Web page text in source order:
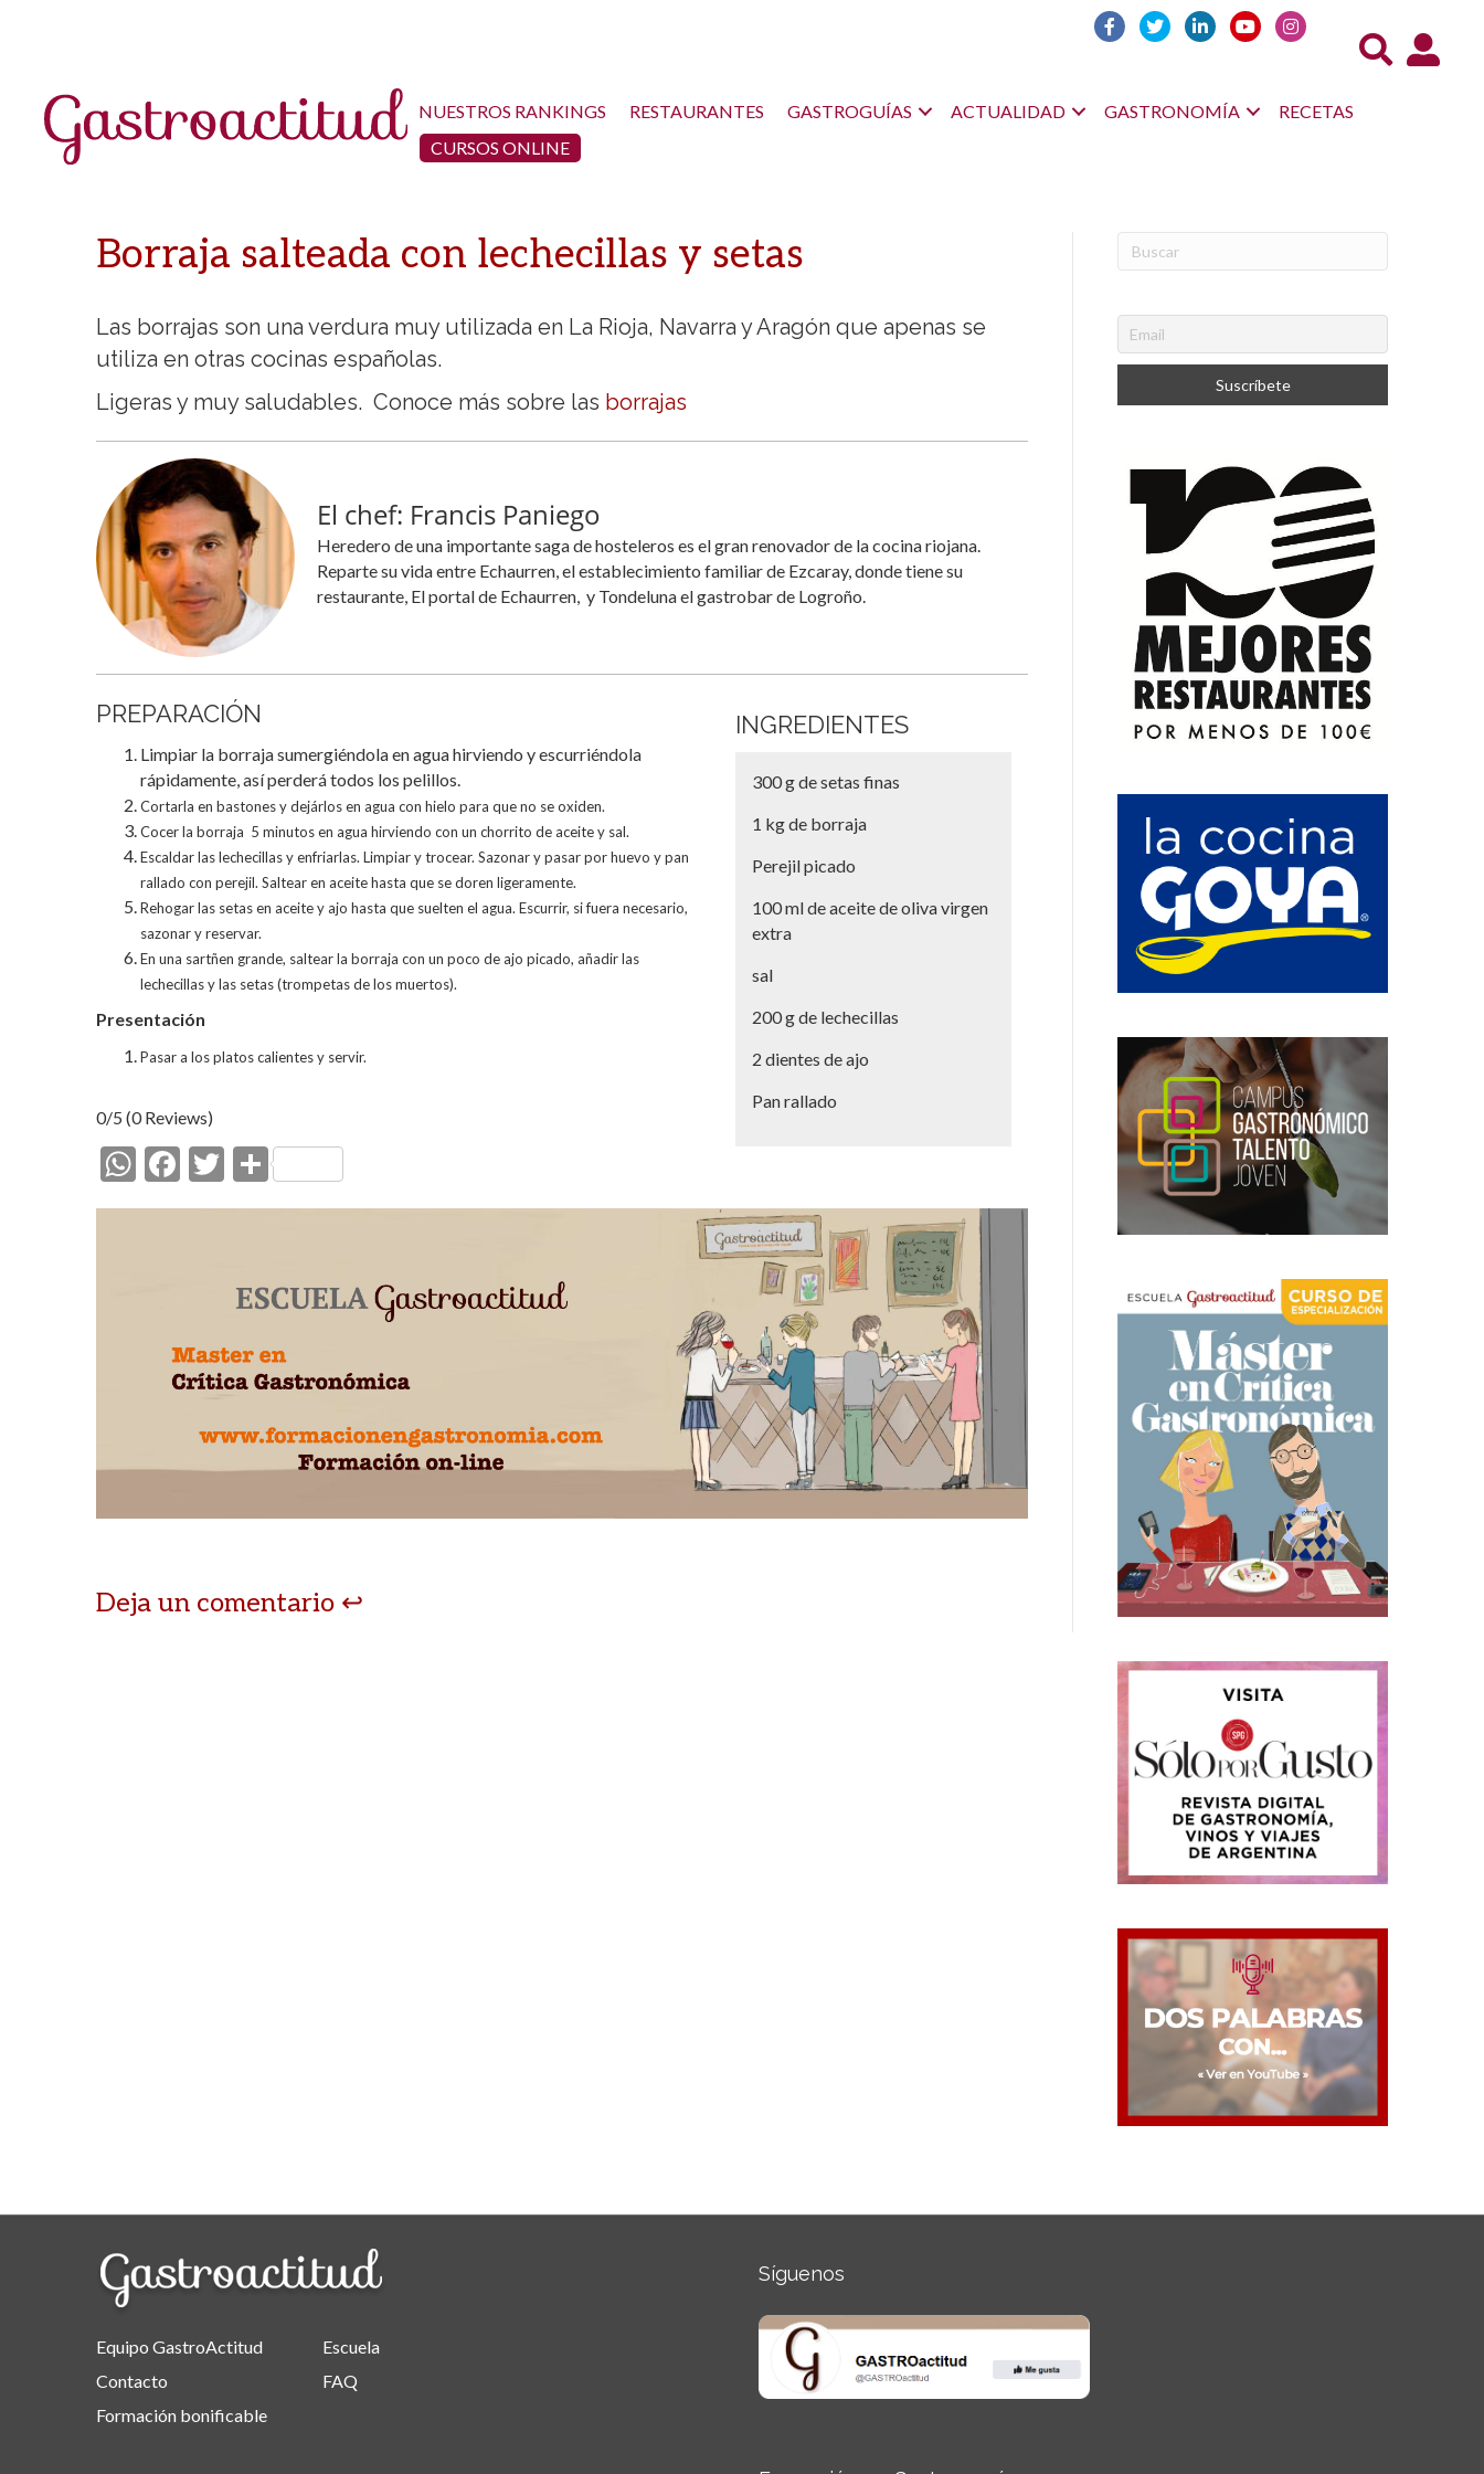
Acceso
NUESTROS RANKINGS RESTAURANTES GASTROGUÍAS ACTUALIDAD GASTRONOMÍA
RECETAS
CURSOS ONLINE
Borraja salteada con lechecillas y setas
Las borrajas son una verdura muy utilizada en La Rioja, Navarra y Aragón que apenas se
utiliza en otras cocinas españolas.
Ligeras y muy saludables. Conoce más sobre las borrajas
El chef: Francis Paniego
Heredero de una importante saga de hosteleros es el gran renovador de la cocina riojana.
Reparte su vida entre Echaurren, el establecimiento familiar de Ezcaray, donde tiene su
restaurante, El portal de Echaurren, y Tondeluna el gastrobar de Logroño.
INGREDIENTES
300 g de setas finas
1 kg de borraja
Perejil picado
100 ml de aceite de oliva virgen
extra
sal
200 g de lechecillas
2 dientes de ajo
Pan rallado
PREPARACIÓN
Limpiar la borraja sumergiéndola en agua hirviendo y escurriéndola
rápidamente, así perderá todos los pelillos.
Cortarla en bastones y dejárlos en agua con hielo para que no se oxiden.
Cocer la borraja 5 minutos en agua hirviendo con un chorrito de aceite y sal.
Escaldar las lechecillas y enfriarlas. Limpiar y trocear. Sazonar y pasar por huevo y pan
rallado con perejil. Saltear en aceite hasta que se doren ligeramente.
Rehogar las setas en aceite y ajo hasta que suelten el agua. Escurrir, si fuera necesario,
sazonar y reservar.
En una sartñen grande, saltear la borraja con un poco de ajo picado, añadir las
lechecillas y las setas (trompetas de los muertos).
Presentación
Pasar a los platos calientes y servir.
0/5 (0 Reviews)
W
h
F
ac
o
k
T
w
C
o
ar
ti
r
Deja un comentario
Equipo GastroActitud
Contacto
Formación bonificable
Escuela
FAQ
Síguenos